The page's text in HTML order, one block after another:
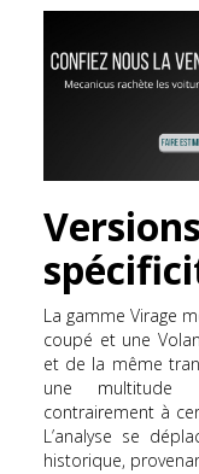
La gamme Virage
coupé et une
et de la même
une multitude
contrairement à
L’analyse se
historique,